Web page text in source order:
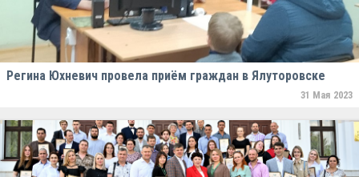
Регина Юхневич провела приём граждан в Ялуторовске
31 Мая 2023